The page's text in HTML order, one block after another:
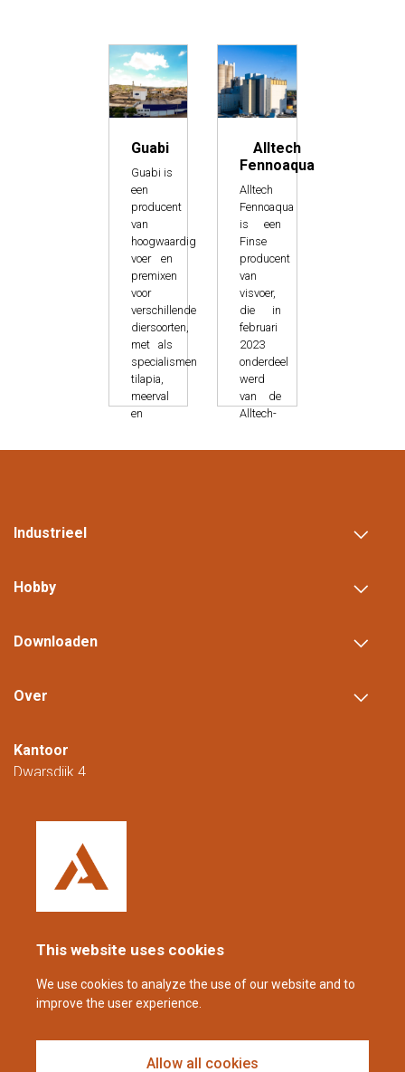
This website uses cookies
We use cookies to analyze the use of our website and to
improve the user experience.
Allow all cookies
Guabi
Guabi is
een
producent
van
hoogwaardig
voer en
premixen
voor
verschillende
diersoorten,
met als
specialismen
tilapia,
meerval
en
Alltech
Fennoaqua
Alltech
Fennoaqua
is een
Finse
producent
van
visvoer,
die in
februari
2023
onderdeel
werd
van de
Alltech-
Ze zijn
Industrieel
Hobby
Downloaden
Over
Kantoor
Dwarsdijk 4
Nederland
+31 (0)88 23 42 200
08.00 tot 16.00 uur (CET/CEST).
coppens@alltech.com
Follow us